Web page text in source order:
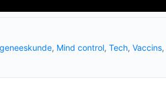
, Mind control, Tech, Vaccins,